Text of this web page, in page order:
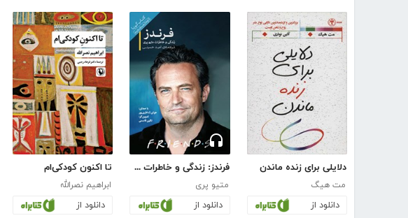
دلایلی برای زنده ماندن
مت هیگ
دانلود از
فرندز: زندگی و خاطرات متیو پری
متیو پری
دانلود از
تا اکنون کودکی‌ام
ابراهیم نصرالله
دانلود از